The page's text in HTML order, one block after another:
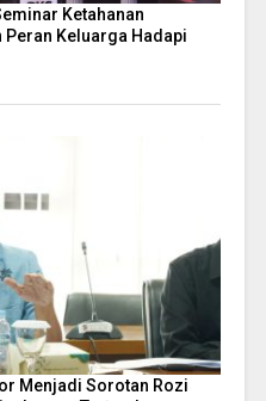
Ketahanan
Keluarga Hadapi
Menjadi Sorotan Rozi